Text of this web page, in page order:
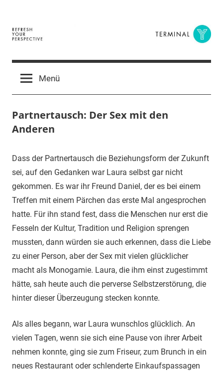
springen
Terminal
Y
Digital
BusinessMenü
Partnertausch: Der Sex mit den
Anderen
7.
Oktober
2015
terminal-
y
Urbi
et
orbi
Dass der Partnertausch die Beziehungsform der Zukunft
sei, auf den Gedanken war Laura selbst gar nicht
gekommen. Es war ihr Freund Daniel, der es bei einem
Treffen mit einem Pärchen das erste Mal angesprochen
hatte. Für ihn stand fest, dass die Menschen nur erst die
Fesseln der Kultur, Tradition und Religion sprengen
mussten, dann würden sie auch erkennen, dass die Liebe
zu einer Person, aber der Sex mit vielen glücklicher
macht als Monogamie. Laura, die ihm einst zugestimmt
hätte, sah heute auch die perverse Selbstzerstörung, die
hinter dieser Überzeugung stecken konnte.
Als alles begann, war Laura wunschlos glücklich. An
vielen Tagen, wenn sie sich eine Pause von ihrer Arbeit
nehmen konnte, ging sie zum Friseur, zum Brunch in ein
neues Restaurant oder schlenderte Einkaufspassagen